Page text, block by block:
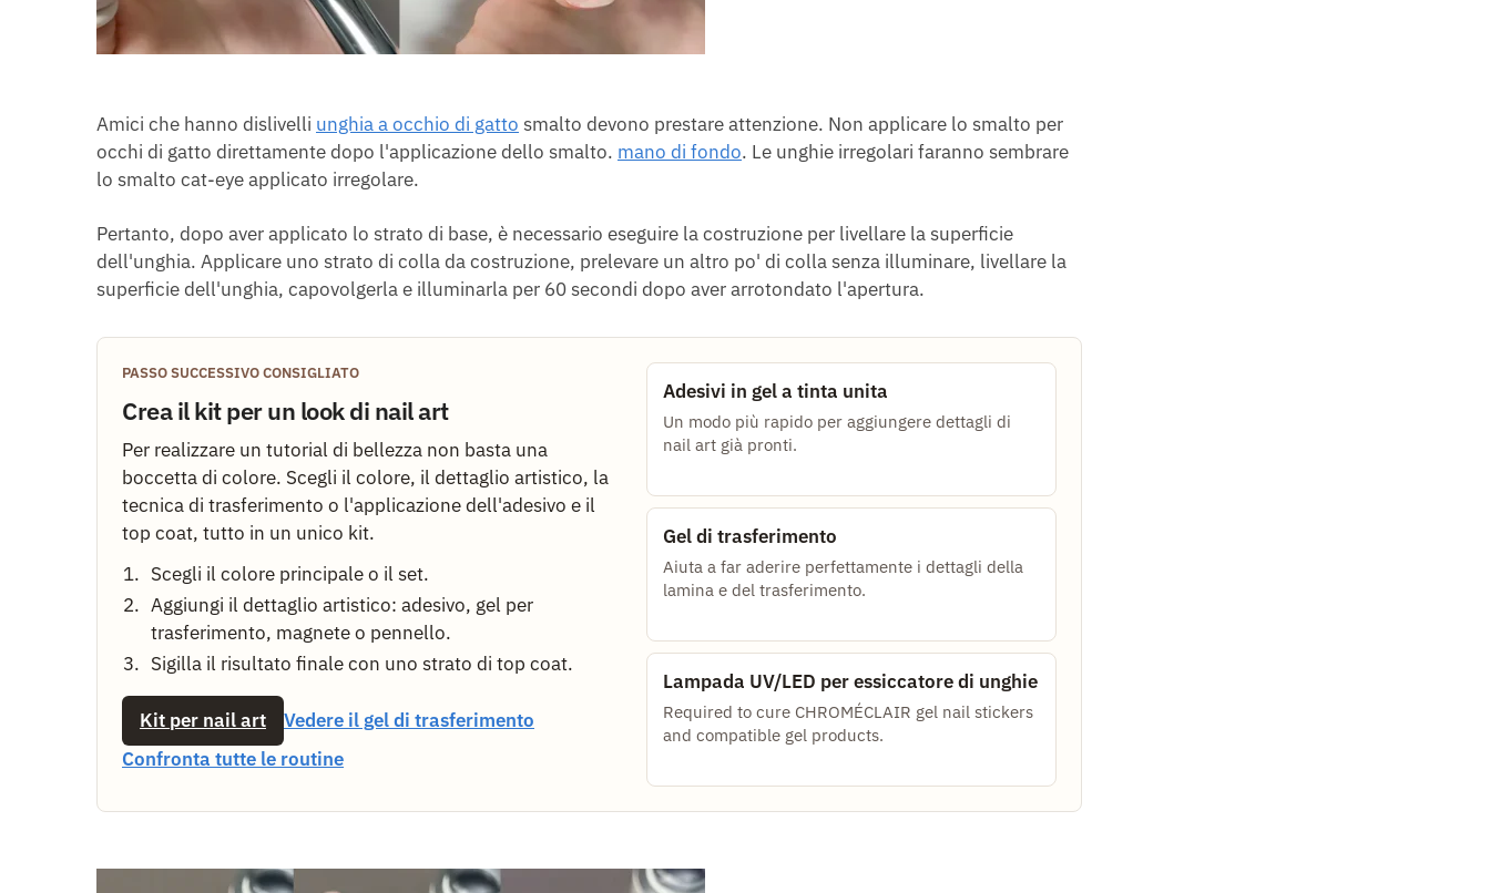
Amici che hanno dislivelli unghia a occhio di gatto smalto devono prestare attenzione. Non applicare lo smalto per
occhi di gatto direttamente dopo l'applicazione dello smalto. mano di fondo. Le unghie irregolari faranno sembrare
lo smalto cat-eye applicato irregolare.
Pertanto, dopo aver applicato lo strato di base, è necessario eseguire la costruzione per livellare la superficie
dell'unghia. Applicare uno strato di colla da costruzione, prelevare un altro po' di colla senza illuminare, livellare la
superficie dell'unghia, capovolgerla e illuminarla per 60 secondi dopo aver arrotondato l'apertura.
PASSO SUCCESSIVO CONSIGLIATO
Crea il kit per un look di nail art
Per realizzare un tutorial di bellezza non basta una
boccetta di colore. Scegli il colore, il dettaglio artistico, la
tecnica di trasferimento o l'applicazione dell'adesivo e il
top coat, tutto in un unico kit.
Scegli il colore principale o il set.
Aggiungi il dettaglio artistico: adesivo, gel per
trasferimento, magnete o pennello.
Sigilla il risultato finale con uno strato di top coat.
Kit per nail art
Vedere il gel di trasferimento
Confronta tutte le routine
Adesivi in gel a tinta unita
Un modo più rapido per aggiungere dettagli di
nail art già pronti.
Gel di trasferimento
Aiuta a far aderire perfettamente i dettagli della
lamina e del trasferimento.
Lampada UV/LED per essiccatore di unghie
Required to cure CHROMÉCLAIR gel nail stickers
and compatible gel products.